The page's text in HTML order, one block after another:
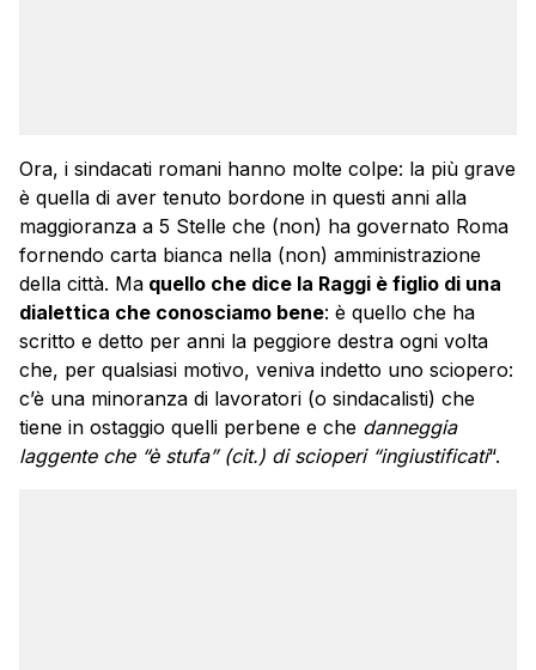
Ora, i sindacati romani hanno molte colpe: la più grave
è quella di aver tenuto bordone in questi anni alla
maggioranza a 5 Stelle che (non) ha governato Roma
fornendo carta bianca nella (non) amministrazione
della città. Ma quello che dice la Raggi è figlio di una
dialettica che conosciamo bene: è quello che ha
scritto e detto per anni la peggiore destra ogni volta
che, per qualsiasi motivo, veniva indetto uno sciopero:
c’è una minoranza di lavoratori (o sindacalisti) che
tiene in ostaggio quelli perbene e che danneggia
laggente che “è stufa” (cit.) di scioperi “ingiustificati“.